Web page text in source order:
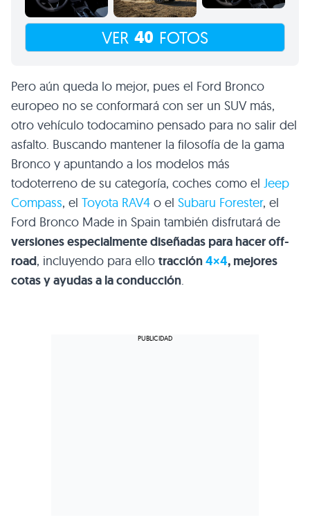
VER 40 FOTOS
Pero aún queda lo mejor, pues el Ford Bronco
europeo no se conformará con ser un SUV más,
otro vehículo todocamino pensado para no salir del
asfalto. Buscando mantener la filosofía de la gama
Bronco y apuntando a los modelos más
todoterreno de su categoría, coches como el Jeep
Compass, el Toyota RAV4 o el Subaru Forester, el
Ford Bronco Made in Spain también disfrutará de
versiones especialmente diseñadas para hacer off-
road, incluyendo para ello tracción4×4, mejores
cotas y ayudas a la conducción.